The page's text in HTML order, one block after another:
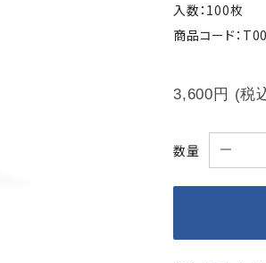
入数：100枚
商品コード：
3,600円 (税
数量